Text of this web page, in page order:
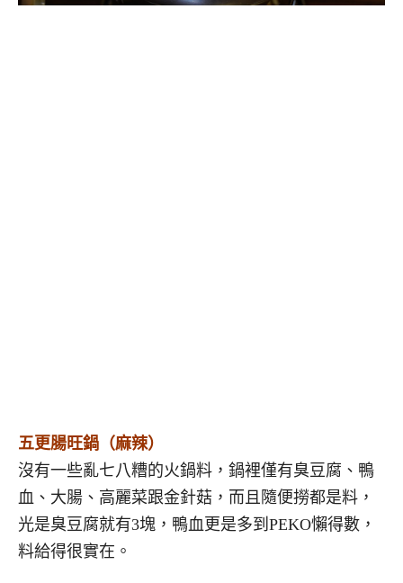
五更腸旺鍋（麻辣）
沒有一些亂七八糟的火鍋料，鍋裡僅有臭豆腐、鴨
血、大腸、高麗菜跟金針菇，而且隨便撈都是料，
光是臭豆腐就有3塊，鴨血更是多到PEKO懶得數，
料給得很實在。